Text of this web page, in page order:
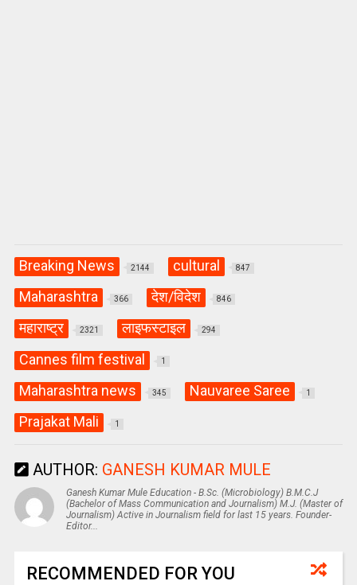
Breaking News 2144 cultural 847
Maharashtra 366 देश/विदेश 846
महाराष्ट्र 2321 लाइफस्टाइल 294
Cannes film festival 1
Maharashtra news 345 Nauvaree Saree 1
Prajakat Mali 1
AUTHOR: GANESH KUMAR MULE
Ganesh Kumar Mule Education - B.Sc. (Microbiology) B.M.C.J
(Bachelor of Mass Communication and Journalism) M.J. (Master of
Journalism) Active in Journalism field for last 15 years. Founder-
Editor...
RECOMMENDED FOR YOU